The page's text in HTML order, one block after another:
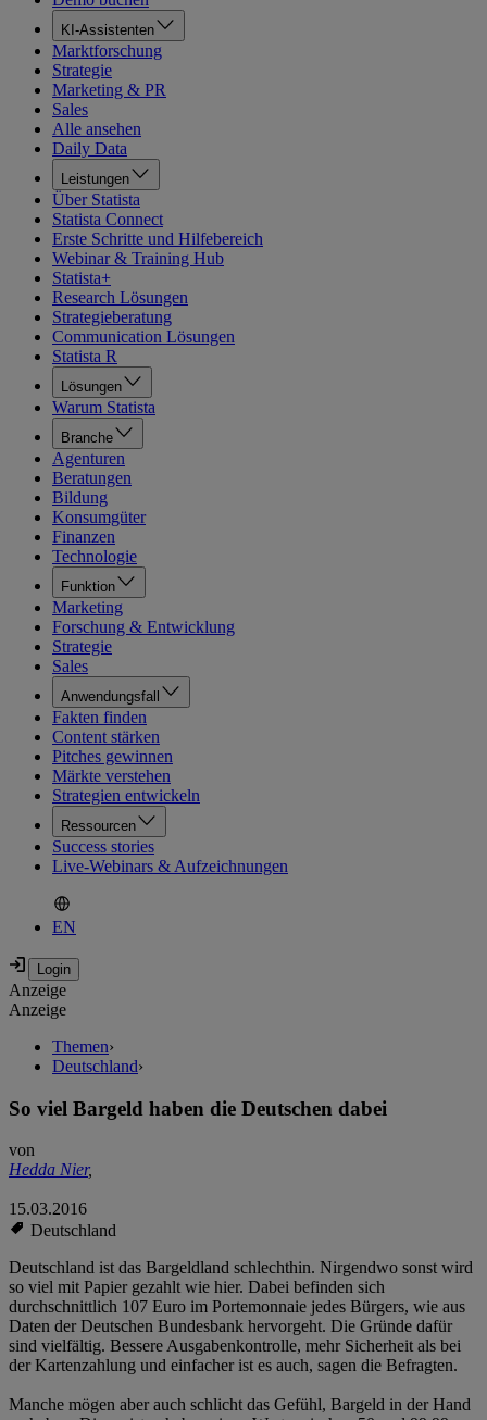
KI-Assistenten
Marktforschung
Strategie
Marketing & PR
Sales
Alle ansehen
Daily Data
Leistungen
Über Statista
Statista Connect
Erste Schritte und Hilfebereich
Webinar & Training Hub
Statista+
Research Lösungen
Strategieberatung
Communication Lösungen
Statista R
Lösungen
Warum Statista
Branche
Agenturen
Beratungen
Bildung
Konsumgüter
Finanzen
Technologie
Funktion
Marketing
Forschung & Entwicklung
Strategie
Sales
Anwendungsfall
Fakten finden
Content stärken
Pitches gewinnen
Märkte verstehen
Strategien entwickeln
Ressourcen
Success stories
Live-Webinars & Aufzeichnungen
EN
Anzeige
Anzeige
Themen›
Deutschland›
So viel Bargeld haben die Deutschen dabei
von
Hedda Nier,
15.03.2016
Deutschland
Deutschland ist das Bargeldland schlechthin. Nirgendwo sonst wird
so viel mit Papier gezahlt wie hier. Dabei befinden sich
durchschnittlich 107 Euro im Portemonnaie jedes Bürgers, wie aus
Daten der Deutschen Bundesbank hervorgeht. Die Gründe dafür
sind vielfältig. Bessere Ausgabenkontrolle, mehr Sicherheit als bei
der Kartenzahlung und einfacher ist es auch, sagen die Befragten.
Manche mögen aber auch schlicht das Gefühl, Bargeld in der Hand